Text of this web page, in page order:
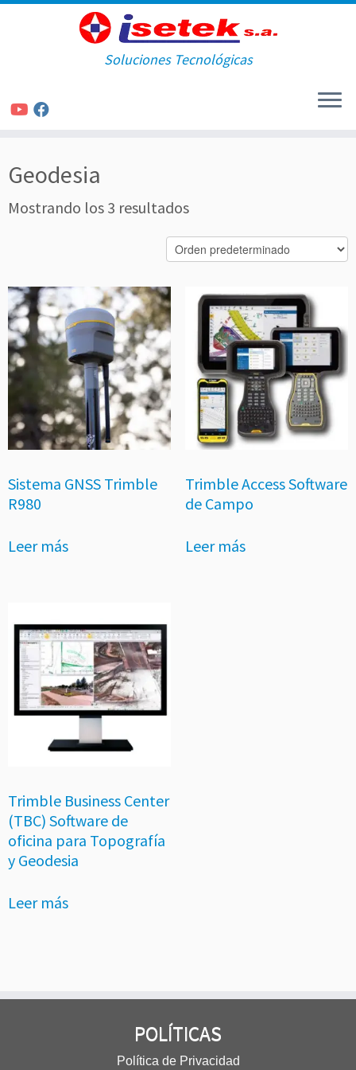
al
contenido
Soluciones Tecnológicas
Geodesia
Mostrando los 3 resultados
Sistema GNSS Trimble
R980
Leer más
Trimble Access Software
de Campo
Leer más
Trimble Business Center
(TBC) Software de
oficina para Topografía
y Geodesia
Leer más
POLÍTICAS
Política de Privacidad